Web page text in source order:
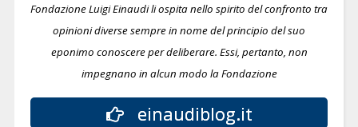
Fondazione Luigi Einaudi li ospita nello spirito del confronto tra
opinioni diverse sempre in nome del principio del suo
eponimo conoscere per deliberare. Essi, pertanto, non
impegnano in alcun modo la Fondazione
einaudiblog.it